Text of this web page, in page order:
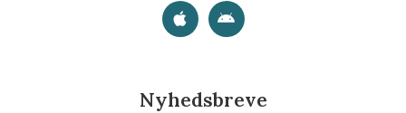
Nyhedsbreve